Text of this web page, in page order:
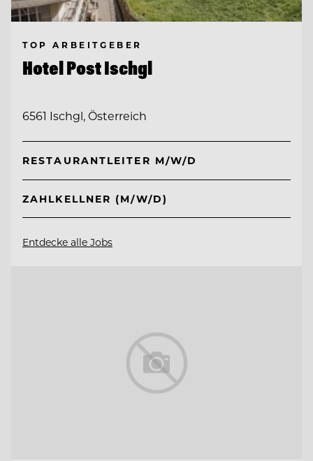
TOP ARBEITGEBER
Hotel Post Ischgl
6561 Ischgl, Österreich
RESTAURANTLEITER M/W/D
ZAHLKELLNER (M/W/D)
Entdecke alle Jobs